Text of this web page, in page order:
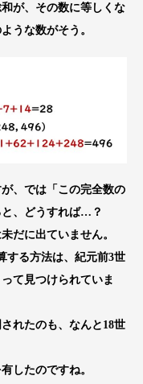
が、その数に等しくな
うな数がそう。
、では「この完全数の
と、どうすれば…？
だに出ていません。
する方法は、紀元前3世
て見つけられていま
れたのも、なんと18世
したのですね。